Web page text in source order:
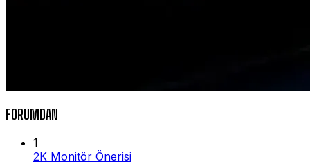
FORUMDAN
1
2K Monitör Önerisi